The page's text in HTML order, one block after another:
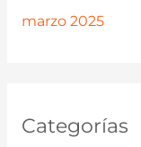
marzo 2025
Categorías